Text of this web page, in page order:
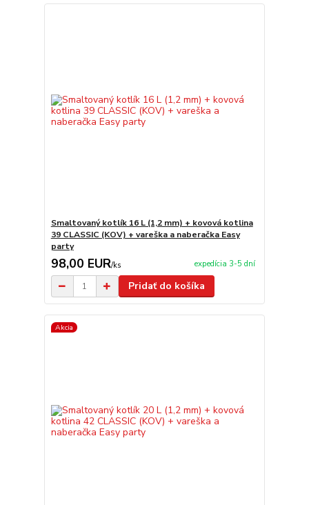
Smaltovaný kotlík 16 L (1,2 mm) + kovová kotlina
39 CLASSIC (KOV) + vareška a naberačka Easy
party
98,00 EUR/ks expedícia 3-5 dní
Pridať do košíka
Akcia